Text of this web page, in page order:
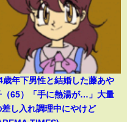
歳年下男性と結婚した藤あや
（65）「手に熱湯が…」大量
差し入れ調理中にやけど